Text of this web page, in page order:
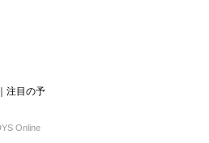
注目の予
Online